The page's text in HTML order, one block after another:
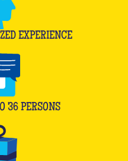
EXPERIENCE
36 PERSONS